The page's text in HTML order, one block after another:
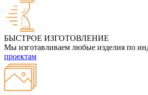
БЫСТРОЕ ИЗГОТОВЛЕНИЕ
Мы изготавливаем любые изделия по
проектам